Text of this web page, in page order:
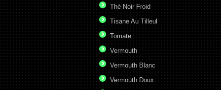
Thé Noir Froid
Tisane Au Tilleul
Tomate
Vermouth
Vermouth Blanc
Vermouth Doux